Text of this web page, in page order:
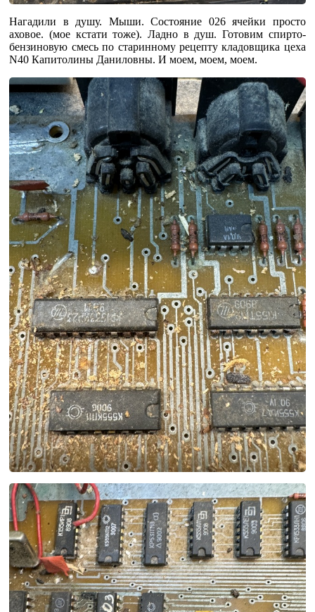
Нагадили в душу. Мыши. Состояние 026 ячейки просто
аховое. (мое кстати тоже). Ладно в душ. Готовим спирто-
бензиновую смесь по старинному рецепту кладовщика цеха
N40 Капитолины Даниловны. И моем, моем, моем.